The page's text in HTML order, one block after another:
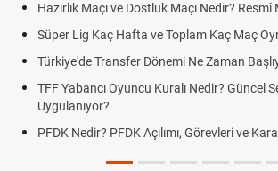
Hazırlık Maçı ve Dostluk Maçı Nedir?
Süper Lig Kaç Hafta ve Toplam Kaç Maç
Türkiye'de Transfer Dönemi Ne Zaman
TFF Yabancı Oyuncu Kuralı Nedir? Güncel
Uygulanıyor?
PFDK Nedir? PFDK Açılımı, Görevleri ve